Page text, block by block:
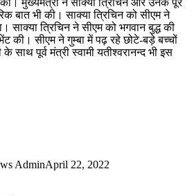
बात भी की। साक्या त्रिचिन को सीएम ने
साक्या त्रिचिन ने सीएम को भगवान बुद्ध की
की। सीएम ने गुम्बा में पढ़ रहे छोटे-बड़े बच्चों
साथ पूर्व मंत्री स्वामी यतीश्वरानन्द भी इस
AdminApril 22, 2022